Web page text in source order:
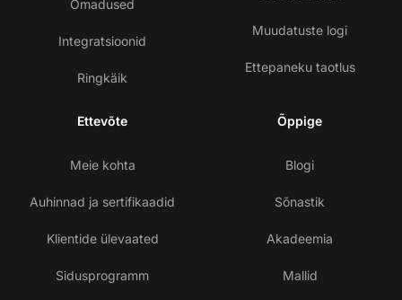
Omadused
Integratsioonid
Ringkäik
Muudatuste logi
Ettepaneku taotlus
Ettevõte
Meie kohta
Auhinnad ja sertifikaadid
Klientide ülevaated
Sidusprogramm
Õppige
Blogi
Sõnastik
Akadeemia
Mallid